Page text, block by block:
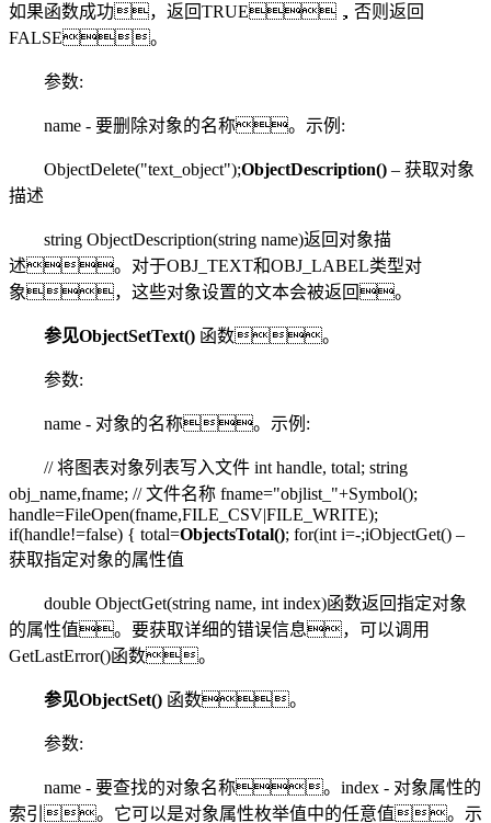
如果函数成功，返回TRUE，否则返回
FALSE。
参数:
name - 要删除对象的名称。示例:
ObjectDelete("text_object");ObjectDescription() – 获取对象
描述
string ObjectDescription(string name)返回对象描
述。对于OBJ_TEXT和OBJ_LABEL类型对
象，这些对象设置的文本会被返回。
参见ObjectSetText() 函数。
参数:
name - 对象的名称。示例:
// 将图表对象列表写入文件 int handle, total; string
obj_name,fname; // 文件名称 fname="objlist_"+Symbol();
handle=FileOpen(fname,FILE_CSV|FILE_WRITE);
if(handle!=false) { total=ObjectsTotal(); for(int i=-;iObjectGet() –
获取指定对象的属性值
double ObjectGet(string name, int index)函数返回指定对象
的属性值。要获取详细的错误信息，可以调用
GetLastError()函数。
参见ObjectSet() 函数。
参数:
name - 要查找的对象名称。index - 对象属性的
索引。它可以是对象属性枚举值中的任意值。示